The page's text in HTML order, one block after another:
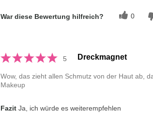
War diese Bewertung hilfreich? 0
5 Dreckmagnet
Wow, das zieht allen Schmutz von der Haut ab,
Makeup
FazitJa, ich würde es weiterempfehlen